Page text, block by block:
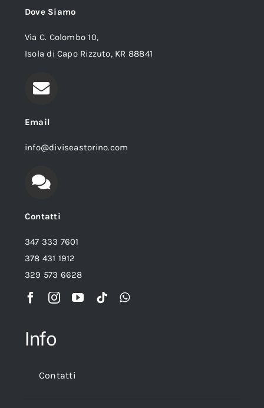
Dove Siamo
Via C. Colombo 10,
Isola di Capo Rizzuto, KR 88841
Email
info@diviseastorino.com
Contatti
347 333 7601
378 431 1912
329 573 6628
Info
Contatti